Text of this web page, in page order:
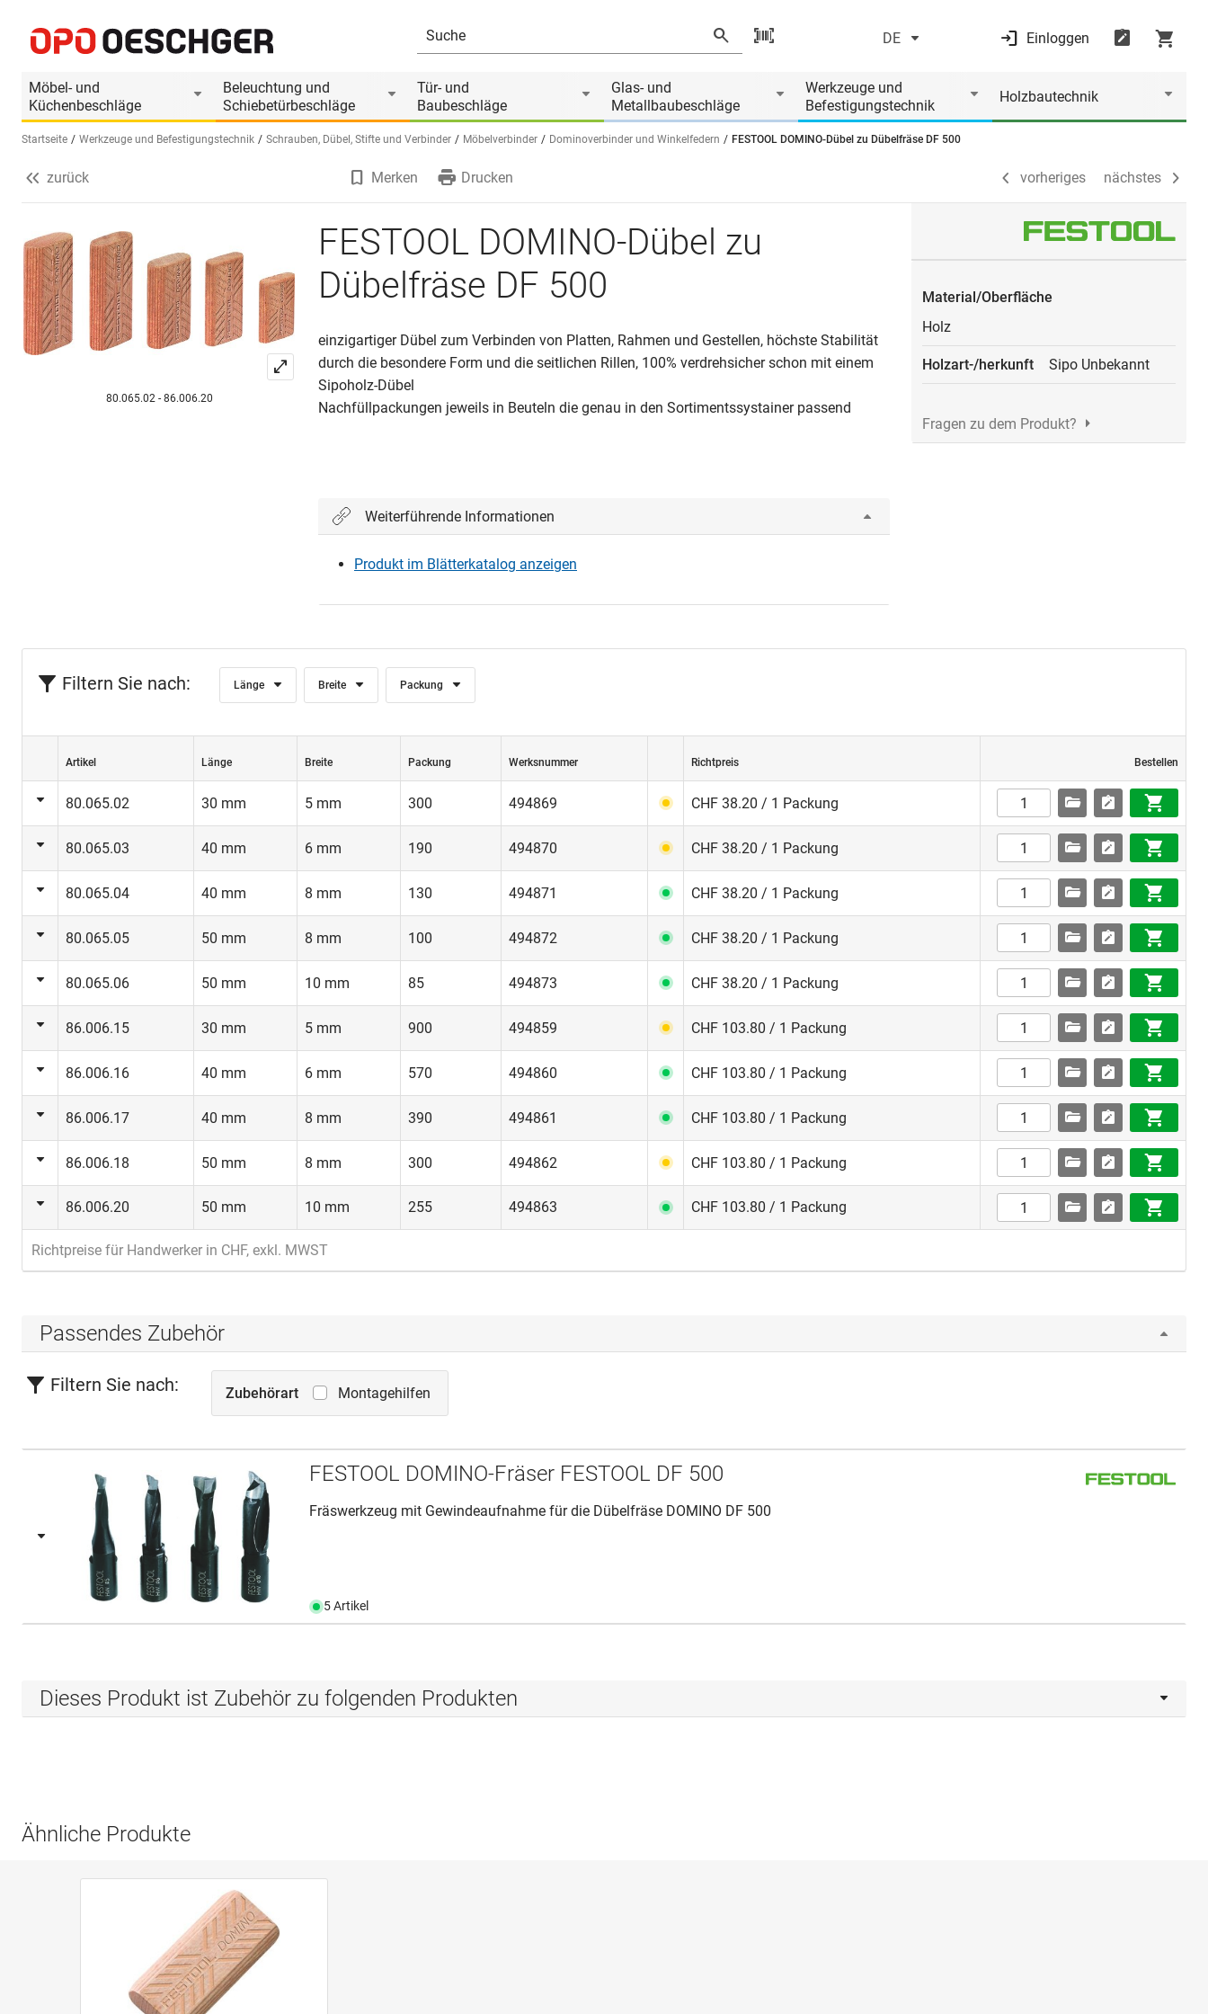
DE Einloggen
Möbel- und
Küchenbeschläge
Beleuchtung und
Schiebetürbeschläge
Tür- und
Baubeschläge
Glas- und
Metallbaubeschläge
Werkzeuge und
Befestigungstechnik
Holzbautechnik
Sprache wählen (DE)
Startseite Werkzeuge und Befestigungstechnik Schrauben, Dübel, Stifte und Verbinder Möbelverbinder Dominoverbinder und Winkelfedern FESTOOL DOMINO-Dübel zu Dübelfräse DF 500
Produktinformationen
Passendes Zubehör Produkt ist Zubehör von vorheriges nächstes
zurück Merken Drucken vorheriges nächstes
80.065.02 - 86.006.20
FESTOOL DOMINO-Dübel zu
Dübelfräse DF 500
einzigartiger Dübel zum Verbinden von Platten, Rahmen und Gestellen, höchste Stabilität
durch die besondere Form und die seitlichen Rillen, 100% verdrehsicher schon mit einem
Sipoholz-Dübel
Nachfüllpackungen jeweils in Beuteln die genau in den Sortimentssystainer passend
Weiterführende Informationen
Produkt im Blätterkatalog anzeigen
Material/Oberfläche
Holz
Holzart-/herkunft Sipo Unbekannt
Fragen zu dem Produkt?
Filtern Sie nach: Länge Breite Packung
Artikel Länge Breite Packung Werksnummer Richtpreis Bestellen
80.065.02 30 mm 5 mm 300 494869 CHF 38.20 / 1 Packung
80.065.03 40 mm 6 mm 190 494870 CHF 38.20 / 1 Packung
80.065.04 40 mm 8 mm 130 494871 CHF 38.20 / 1 Packung
80.065.05 50 mm 8 mm 100 494872 CHF 38.20 / 1 Packung
80.065.06 50 mm 10 mm 85 494873 CHF 38.20 / 1 Packung
86.006.15 30 mm 5 mm 900 494859 CHF 103.80 / 1 Packung
86.006.16 40 mm 6 mm 570 494860 CHF 103.80 / 1 Packung
86.006.17 40 mm 8 mm 390 494861 CHF 103.80 / 1 Packung
86.006.18 50 mm 8 mm 300 494862 CHF 103.80 / 1 Packung
86.006.20 50 mm 10 mm 255 494863 CHF 103.80 / 1 Packung
Richtpreise für Handwerker in CHF, exkl. MWST
Passendes Zubehör
Filtern Sie nach: Zubehörart Montagehilfen
FESTOOL DOMINO-Fräser FESTOOL DF 500
Fräswerkzeug mit Gewindeaufnahme für die Dübelfräse DOMINO DF 500
5 Artikel
Dieses Produkt ist Zubehör zu folgenden Produkten
Ähnliche Produkte